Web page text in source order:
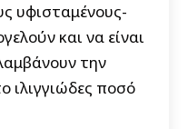
υφισταμένους-
και να είναι
την
ιλιγγιώδες ποσό